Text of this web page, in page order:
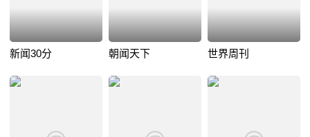
新闻30分 朝闻天下 世界周刊